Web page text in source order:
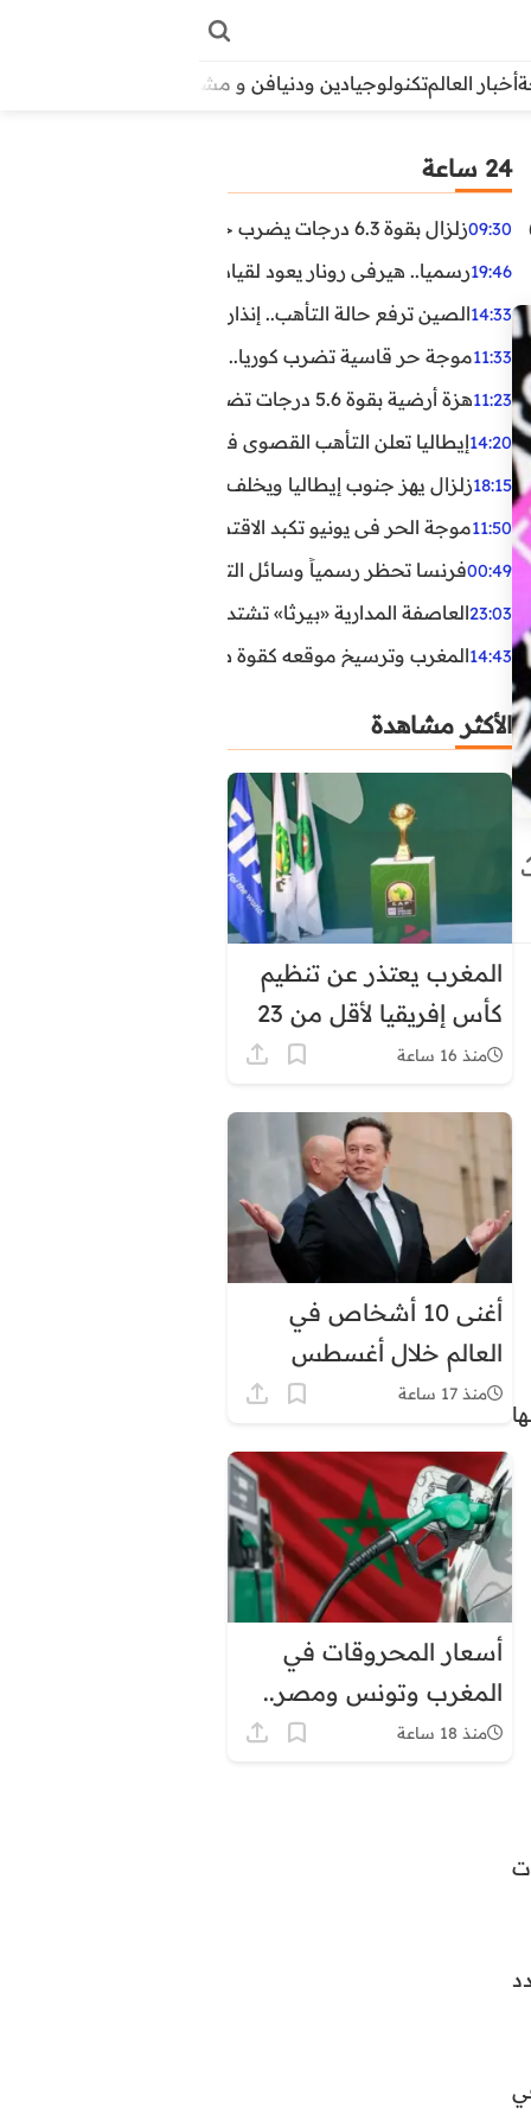
أخبار العالمتكنولوجيادين ودنيافن و مشاهير
24 ساعة
09:30زلزال بقوة 6.3 درجات يضرب جنوب الفلبين.. ولا تحذير من تسونامي حتى الآن
19:46رسميا.. هيرفي رونار يعود لقيادة منتخب كوت ديفوار
14:33الصين ترفع حالة التأهب.. إنذاران جديدان بسبب الأمطار
11:33موجة حر قاسية تضرب كوريا.. وفيات وإصابات ونفوق مئات
11:23هزة أرضية بقوة 5.6 درجات تضرب مصر
14:20إيطاليا تعلن التأهب القصوى في 23 مدينة بسبب موجة حر شديدة
18:15زلزال يهز جنوب إيطاليا ويخلف عشرات الجرحى
11:50موجة الحر في يونيو تكبد الاقتصاد البريطاني خسائر تجاوزت 1.5 مليار
00:49فرنسا تحظر رسمياً وسائل التواصل الاجتماعي على القاصرين
23:03العاصفة المدارية «بيرثا» تشتد وتقترب من سواحل
14:43المغرب وترسيخ موقعه كقوة طاقية إقليمية
الأكثر مشاهدة
المغرب يعتذر عن تنظيم
كأس إفريقيا لأقل من 23
سنة
منذ 16 ساعة
أغنى 10 أشخاص في
العالم خلال أغسطس
2026.. إيلون ماسك في
منذ 17 ساعة
أسعار المحروقات في
المغرب وتونس ومصر..
لماذا يبدو الفارق كبيرًا؟
منذ 18 ساعة